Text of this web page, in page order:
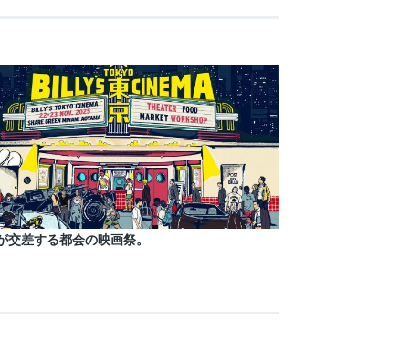
交差する都会の映画祭。